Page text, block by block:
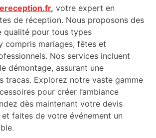
, votre expert en
de réception. Nous proposons des
qualité pour tous types
compris mariages, fêtes et
Nos services incluent
démontage, assurant une
tracas. Explorez notre vaste gamme
pour créer l’ambiance
dès maintenant votre devis
faites de votre événement un